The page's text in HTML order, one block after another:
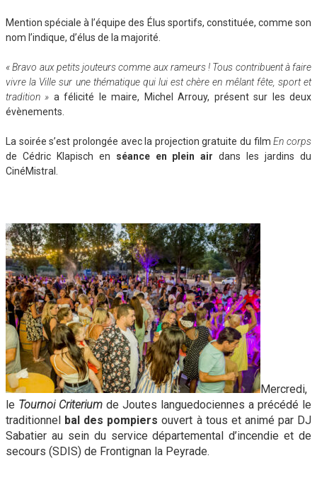
Mention spéciale à l’équipe des Élus sportifs, constituée, comme son
nom l’indique, d’élus de la majorité.
« Bravo aux petits jouteurs comme aux rameurs ! Tous contribuent à faire
vivre la Ville sur une thématique qui lui est chère en mêlant fête, sport et
tradition » a félicité le maire, Michel Arrouy, présent sur les deux
évènements.
La soirée s’est prolongée avec la projection gratuite du filmEn corps
de Cédric Klapisch en séance en plein air dans les jardins du
CinéMistral.
Mercredi,
le Tournoi Criterium de Joutes languedociennes a précédé le
traditionnel
bal des pompiers ouvert à tous et animé par DJ
Sabatier au sein du service départemental d’incendie et de
secours (SDIS) de Frontignan la Peyrade.